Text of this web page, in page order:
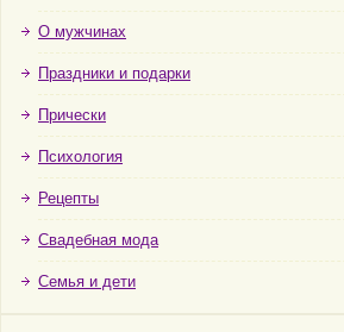
О мужчинах
Праздники и подарки
Прически
Психология
Рецепты
Свадебная мода
Семья и дети